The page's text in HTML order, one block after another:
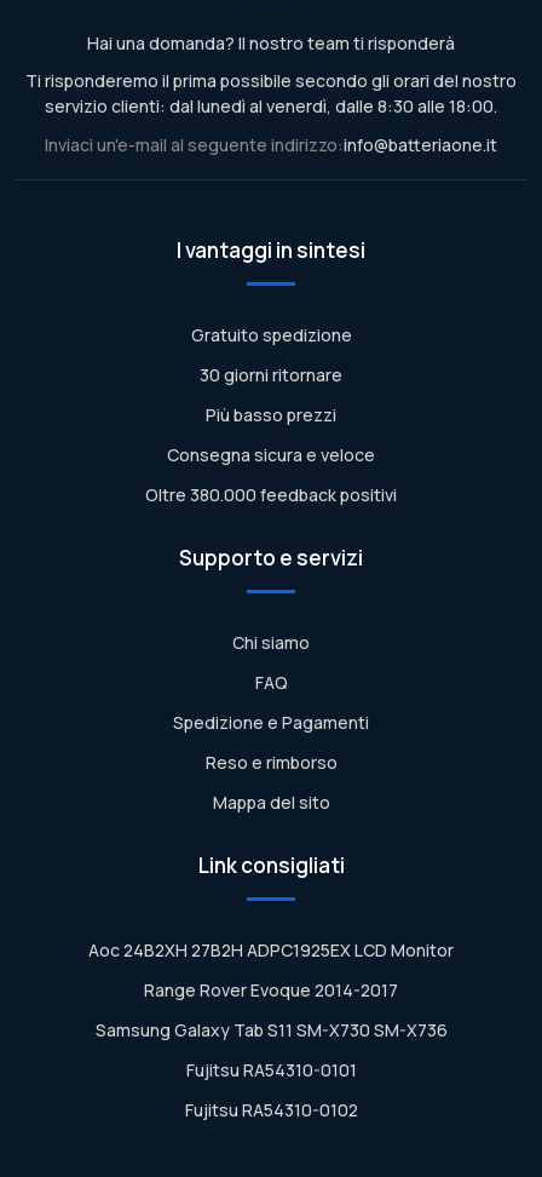
Hai una domanda? Il nostro team ti risponderà
Ti risponderemo il prima possibile secondo gli orari del nostro
servizio clienti: dal lunedì al venerdì, dalle 8:30 alle 18:00.
Inviaci un'e-mail al seguente indirizzo:info@batteriaone.it
I vantaggi in sintesi
Gratuito spedizione
30 giorni ritornare
Più basso prezzi
Consegna sicura e veloce
Oltre 380.000 feedback positivi
Supporto e servizi
Chi siamo
FAQ
Spedizione e Pagamenti
Reso e rimborso
Mappa del sito
Link consigliati
Aoc 24B2XH 27B2H ADPC1925EX LCD Monitor
Range Rover Evoque 2014-2017
Samsung Galaxy Tab S11 SM-X730 SM-X736
Fujitsu RA54310-0101
Fujitsu RA54310-0102